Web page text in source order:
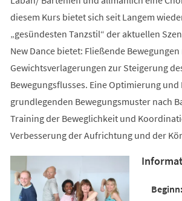
diesem Kurs bietet sich seit Langem
„gesündesten Tanzstil“ der aktuellen
New Dance bietet: Fließende
Gewichtsverlagerungen zur Steigerung
Bewegungsflusses. Eine Optimierung
grundlegenden Bewegungsmuster nach
Training der Beweglichkeit und
Verbesserung der Aufrichtung und der